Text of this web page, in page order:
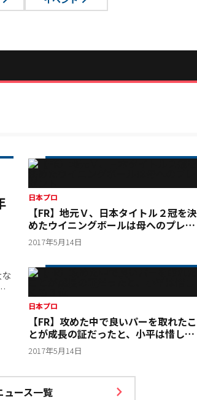
日本プロ
【FR】地元Ｖ、日本タイトル２冠を決
めたウイニングボールは母へのプレゼ
ント
2017年5月14日
日本プロ
【FR】攻めた中で良いパーを取れたこ
とが成長の証だったと、小平は惜しく
も３位
2017年5月14日
ュース一覧